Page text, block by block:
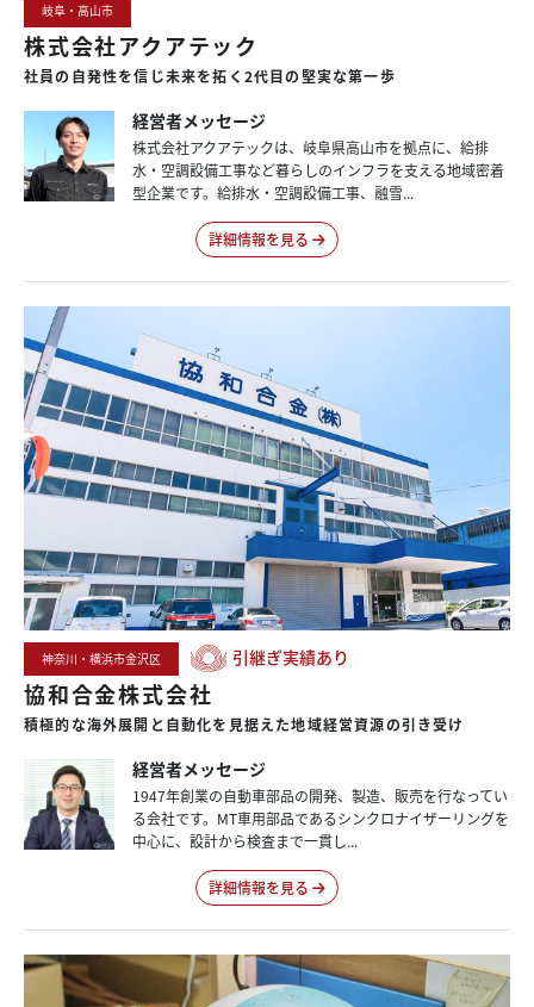
岐阜・高山市
株式会社アクアテック
社員の 自発性を信じ未来を拓く 2代目の 堅実な第一歩
経営者メッセージ
株式会社アクアテックは、岐阜県高山市を拠点に、給排
水・空調設備工事など暮らしのインフラを支える地域密着
型企業です。給排水・空調設備工事、融雪...
詳細情報を見る
神奈川・横浜市金沢区 引継ぎ実績あり
協和合金株式会社
積極的な海外展開と 自動化を 見据えた地域経営資源の引き受け
経営者メッセージ
1947年創業の自動車部品の開発、製造、販売を行なってい
る会社です。MT車用部品であるシンクロナイザーリングを
中心に、設計から検査まで一貫し...
詳細情報を見る